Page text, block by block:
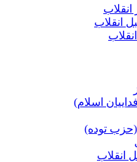
انقلاب
اسلام)
(حزب توده)
انقلاب